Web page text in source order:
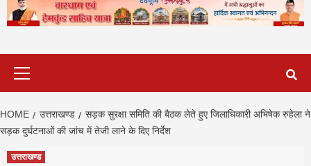
HOME उत्तराखण्ड
सड़क सुरक्षा समिति की बैठक लेते हुए जिलाधिकारी अभिषेक रुहेला ने
सड़क दुर्घटनाओं की जांच में तेजी लाने के दिए निर्देश
उत्तराखण्ड